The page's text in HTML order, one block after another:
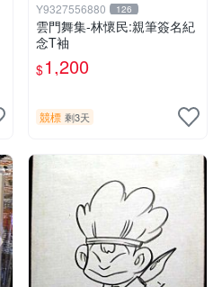
Y9327556880 126
雲門舞集-林懷民:親筆簽名紀
念T袖
$1,200
競標 剩3天